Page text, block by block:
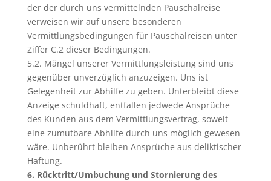
der der durch uns vermittelnden Pauschalreise
verweisen wir auf unsere besonderen
Vermittlungsbedingungen für Pauschalreisen unter
Ziffer C.2 dieser Bedingungen.
5.2. Mängel unserer Vermittlungsleistung sind uns
gegenüber unverzüglich anzuzeigen. Uns ist
Gelegenheit zur Abhilfe zu geben. Unterbleibt diese
Anzeige schuldhaft, entfallen jedwede Ansprüche
des Kunden aus dem Vermittlungsvertrag, soweit
eine zumutbare Abhilfe durch uns möglich gewesen
wäre. Unberührt bleiben Ansprüche aus deliktischer
Haftung.
6. Rücktritt/Umbuchung und Stornierung des